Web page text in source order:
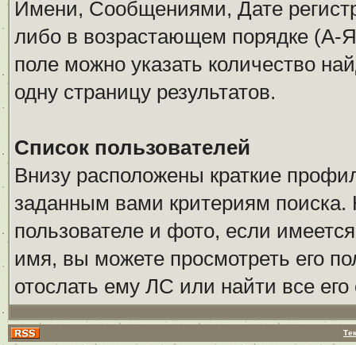
Имени, Сообщениями, Дате
либо в возрастающем порядке
поле можно указать количество
одну страницу результатов.
Список пользователей
Внизу расположены краткие
заданным вами критериям
пользователе и фото, если
имя, вы можете просмотреть его
отослать ему ЛС или найти все